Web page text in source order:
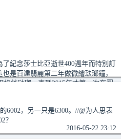
了紀念莎士比亞逝世400週年而特別訂
是百達翡麗第二年做微繪琺瑯鐘，
掐絲琺瑯，直到2015年才第一次在圓
6002，另一只是6300。//@为人思表
？
2016-05-22 23:12